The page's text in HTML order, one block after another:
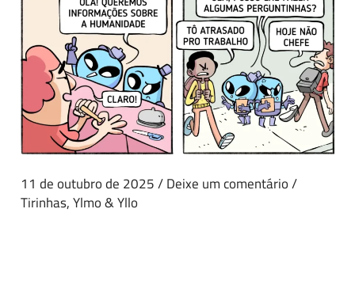
11 de outubro de 2025/Deixe um comentário/
Tirinhas,Ylmo & Yllo